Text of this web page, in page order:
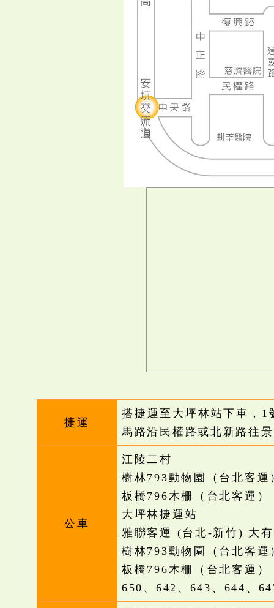
捷運
搭捷運至大坪林站下車，
馬路沿民權路或北新路往
公車
江陵二村
樹林793動物園（台北客運
板橋796木柵（台北客運）
大坪林捷運站
雅聯客運 (台北-新竹) 大
樹林793動物園（台北客運
板橋796木柵（台北客運）
650、642、643、644、